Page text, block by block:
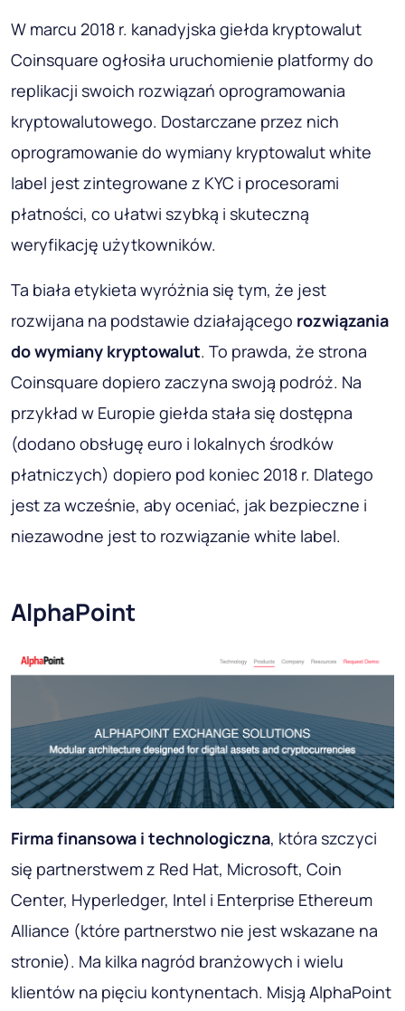
W marcu 2018 r. kanadyjska giełda kryptowalut
Coinsquare ogłosiła uruchomienie platformy do
replikacji swoich rozwiązań oprogramowania
kryptowalutowego. Dostarczane przez nich
oprogramowanie do wymiany kryptowalut white
label jest zintegrowane z KYC i procesorami
płatności, co ułatwi szybką i skuteczną
weryfikację użytkowników.
Ta biała etykieta wyróżnia się tym, że jest
rozwijana na podstawie działającego rozwiązania
do wymiany kryptowalut. To prawda, że ​​strona
Coinsquare dopiero zaczyna swoją podróż. Na
przykład w Europie giełda stała się dostępna
(dodano obsługę euro i lokalnych środków
płatniczych) dopiero pod koniec 2018 r. Dlatego
jest za wcześnie, aby oceniać, jak bezpieczne i
niezawodne jest to rozwiązanie white label.
AlphaPoint
Firma finansowa i technologiczna, która szczyci
się partnerstwem z Red Hat, Microsoft, Coin
Center, Hyperledger, Intel i Enterprise Ethereum
Alliance (które partnerstwo nie jest wskazane na
stronie). Ma kilka nagród branżowych i wielu
klientów na pięciu kontynentach. Misją AlphaPoint